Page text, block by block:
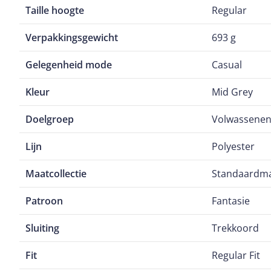
Taille hoogte Regular
Verpakkingsgewicht 693 g
Gelegenheid mode Casual
Kleur Mid Grey
Doelgroep Volwassenen
Lijn Polyester
Maatcollectie
Patroon Fantasie
Sluiting Trekkoord
Fit Regular Fit